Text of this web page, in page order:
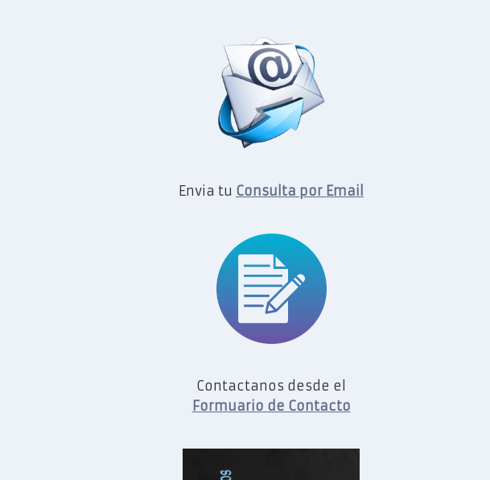
Envia tu Consulta por Email
Contactanos desde el
Formuario de Contacto